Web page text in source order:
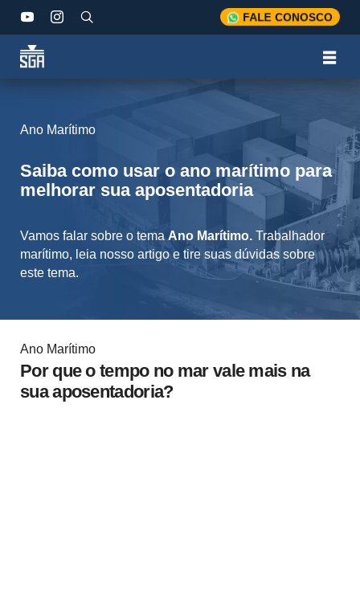
FALE CONOSCO
Ano Marítimo
Saiba como usar o ano marítimo para
melhorar sua aposentadoria
Vamos falar sobre o tema Ano Marítimo. Trabalhador
marítimo, leia nosso artigo e tire suas dúvidas sobre
este tema.
Ano Marítimo
Por que o tempo no mar vale mais na
sua aposentadoria?